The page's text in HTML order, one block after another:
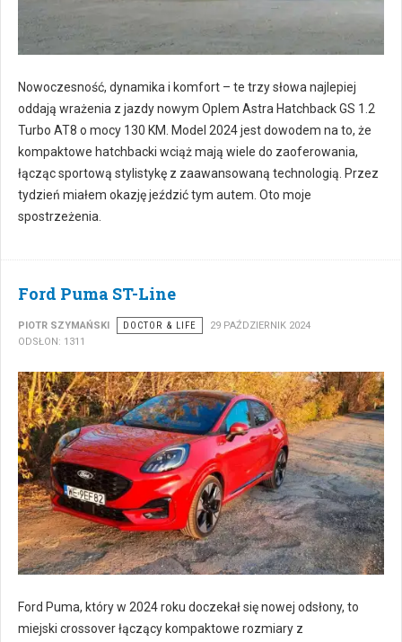
Nowoczesność, dynamika i komfort – te trzy słowa najlepiej
oddają wrażenia z jazdy nowym Oplem Astra Hatchback GS 1.2
Turbo AT8 o mocy 130 KM. Model 2024 jest dowodem na to, że
kompaktowe hatchbacki wciąż mają wiele do zaoferowania,
łącząc sportową stylistykę z zaawansowaną technologią. Przez
tydzień miałem okazję jeździć tym autem. Oto moje
spostrzeżenia.
Ford Puma ST-Line
PIOTR SZYMAŃSKI DOCTOR & LIFE
29 PAŹDZIERNIK 2024
ODSŁON: 1311
Ford Puma, który w 2024 roku doczekał się nowej odsłony, to
miejski crossover łączący kompaktowe rozmiary z